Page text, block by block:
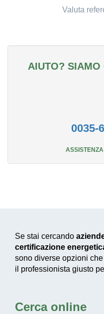
Valuta
AIUTO? SIAMO
0035-
Se stai cercando
certificazione
sono diverse opzioni
il professionista giusto
Cerca online